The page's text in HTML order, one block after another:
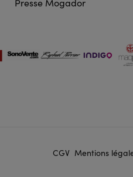
Presse Mogador
CGV Mentions